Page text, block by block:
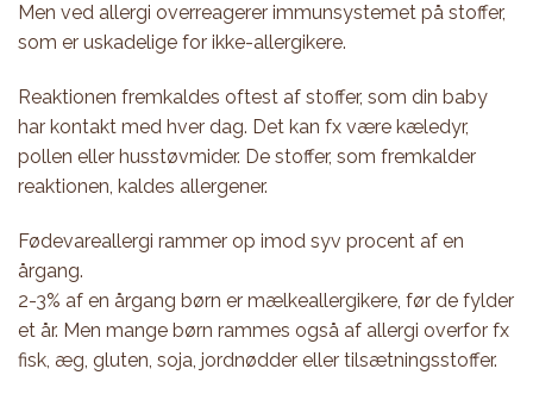
Men ved allergi overreagerer immunsystemet på stoffer,
som er uskadelige for ikke-allergikere.
Reaktionen fremkaldes oftest af stoffer, som din baby
har kontakt med hver dag. Det kan fx være kæledyr,
pollen eller husstøvmider. De stoffer, som fremkalder
reaktionen, kaldes allergener.
Fødevareallergi rammer op imod syv procent af en
årgang.
2-3% af en årgang børn er mælkeallergikere, før de fylder
et år. Men mange børn rammes også af allergi overfor fx
fisk, æg, gluten, soja, jordnødder eller tilsætningsstoffer.